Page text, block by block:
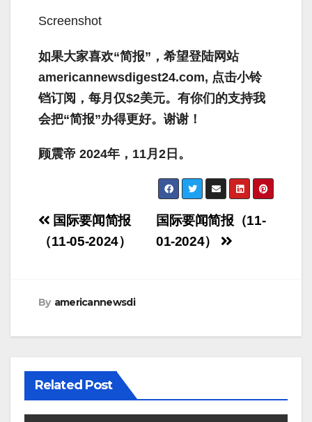
Screenshot
如果大家喜欢“简报”，希望登陆网站
americannewsdigest24.com, 点击小铃
铛订阅，每月仅$2美元。有你们的支持我
会把“简报”办得更好。谢谢！
顾震帝 2024年，11月2日。
Post
navigation
国际要闻简报（11-
01-2024）
国际要闻简报
（11-05-2024）
By americannewsdi
Related Post